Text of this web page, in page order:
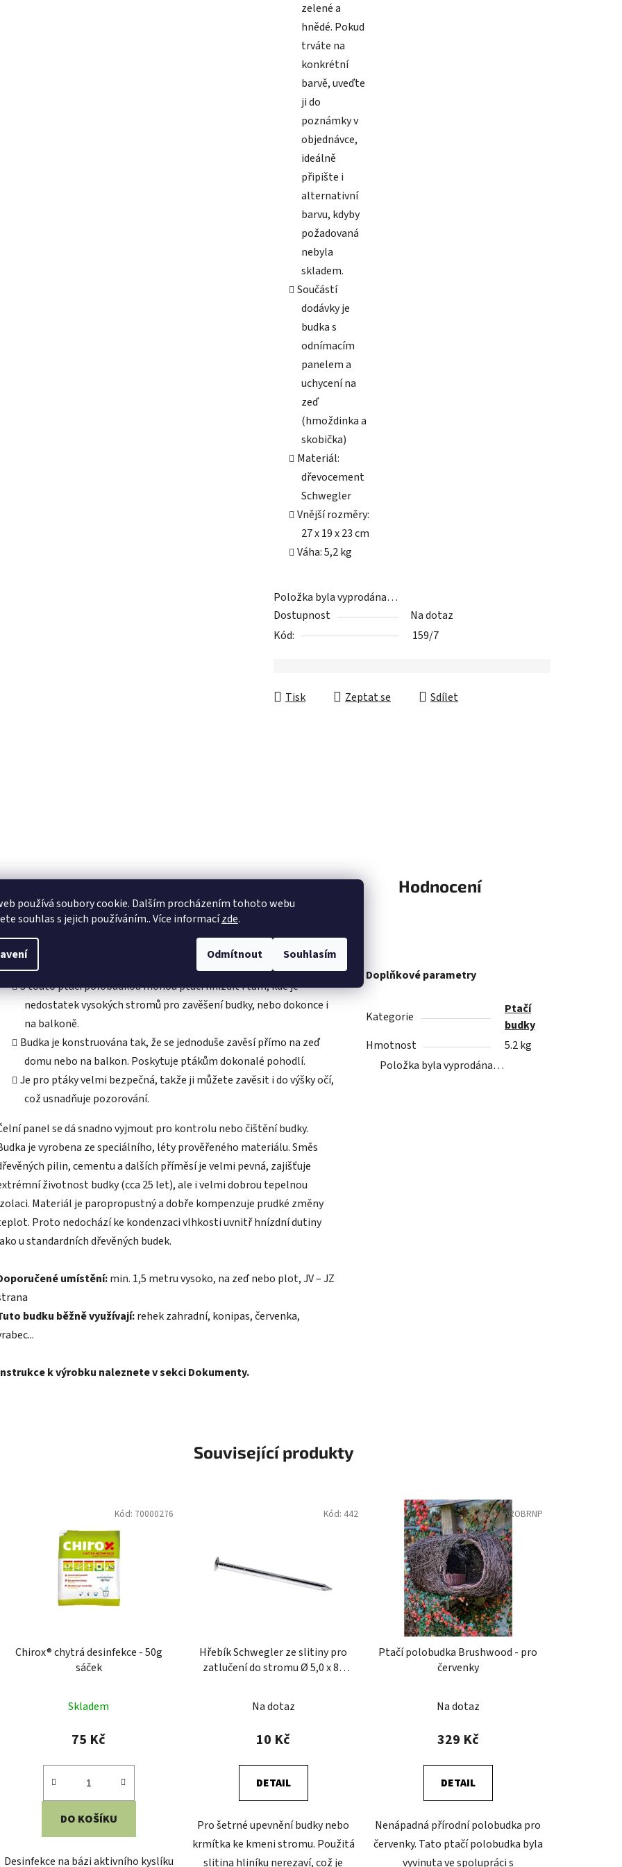
používá soubory cookie. Dalším procházením tohoto webu
souhlas s jejich používáním.. Více informacízde.
Odmítnout Souhlasím
zelené a
hnědé. Pokud
trváte na
konkrétní
barvě, uveďte
ji do
poznámky v
objednávce,
ideálně
připište i
alternativní
barvu, kdyby
požadovaná
nebyla
skladem.
Součástí
dodávky je
budka s
odnímacím
panelem a
uchycení na
zeď
(hmoždinka a
skobička)
Materiál:
dřevocement
Schwegler
Vnější rozměry:
27 x 19 x 23 cm
Váha: 5,2 kg
Položka byla vyprodána…
Dostupnost
Na dotaz
Kód:
159/7
Tisk Zeptat se Sdílet
Popis Související soubory (2) Hodnocení
S touto ptačí polobudkou mohou ptáci hnízdit i tam, kde je
nedostatek vysokých stromů pro zavěšení budky, nebo dokonce i
na balkoně.
Budka je konstruována tak, že se jednoduše zavěsí přímo na zeď
domu nebo na balkon. Poskytuje ptákům dokonalé pohodlí.
Je pro ptáky velmi bezpečná, takže ji můžete zavěsit i do výšky očí,
což usnadňuje pozorování.
panel se dá snadno vyjmout pro kontrolu nebo čištění budky.
je vyrobena ze speciálního, léty prověřeného materiálu. Směs
pilin, cementu a dalších příměsí je velmi pevná, zajišťuje
životnost budky (cca 25 let), ale i velmi dobrou tepelnou
Materiál je paropropustný a dobře kompenzuje prudké změny
Proto nedochází ke kondenzaci vlhkosti uvnitř hnízdní dutiny
u standardních dřevěných budek.
umístění:min. 1,5 metru vysoko, na zeď nebo plot, JV – JZ
budku běžně využívají:rehek zahradní, konipas, červenka,
k výrobku naleznete v sekci Dokumenty.
Doplňkové parametry
Kategorie
Ptačí
budky
Hmotnost
5.2 kg
Položka byla vyprodána…
Související produkty
Chirox® chytrá desinfekce - 50g
sáček
Skladem
75 Kč
DO KOŠÍKU
Desinfekce na bázi aktivního kyslíku
Kód: 70000276
Hřebík Schwegler ze slitiny pro
zatlučení do stromu Ø 5,0 x 85
Na dotaz
10 Kč
DETAIL
Pro šetrné upevnění budky nebo
krmítka ke kmeni stromu. Použitá
slitina hliníku nerezaví, což je
Kód: 442
Ptačí polobudka Brushwood - pro
červenky
Na dotaz
329 Kč
DETAIL
Nenápadná přírodní polobudka pro
červenky. Tato ptačí polobudka byla
vyvinuta ve spolupráci s
Kód:SKROBRNP